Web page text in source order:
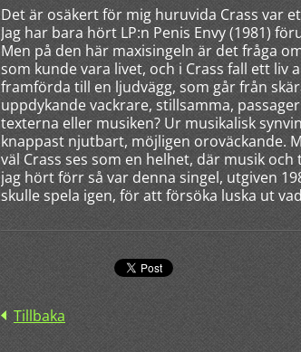
Det är osäkert för mig huruvida Crass var
Jag har bara hört LP:n Penis Envy (1981)
Men på den här maxisingeln är det fråga
som kunde vara livet, och i Crass fall ett
framförda till en ljudvägg, som går från
uppdykande vackrare, stillsamma,
texterna eller musiken? Ur musikalisk
knappast njutbart, möjligen oroväckande.
väl Crass ses som en helhet, där musik
jag hört förr så var denna singel, utgiven
skulle spela igen, för att försöka luska ut
Tillbaka